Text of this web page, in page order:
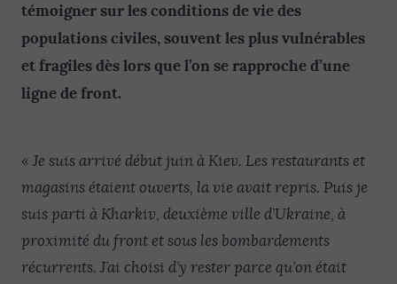
témoigner sur les conditions de vie des
populations civiles, souvent les plus vulnérables
et fragiles dès lors que l’on se rapproche d’une
ligne de front.
« Je suis arrivé début juin à Kiev. Les restaurants et
magasins étaient ouverts, la vie avait repris. Puis je
suis parti à Kharkiv, deuxième ville d’Ukraine, à
proximité du front et sous les bombardements
récurrents. J’ai choisi d’y rester parce qu’on était